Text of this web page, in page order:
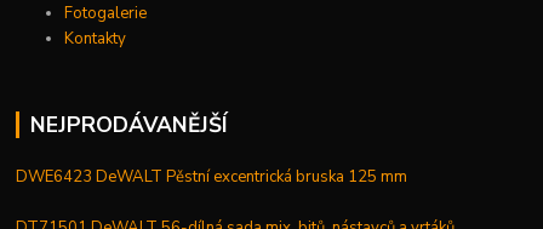
Fotogalerie
Kontakty
NEJPRODÁVANĚJŠÍ
DWE6423 DeWALT Pěstní excentrická bruska 125 mm